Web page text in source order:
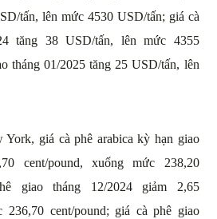
tấn, lên mức 4530 USD/tấn; giá cà
tăng 38 USD/tấn, lên mức 4355
tháng 01/2025 tăng 25 USD/tấn, lên
York, giá cà phê arabica kỳ hạn giao
cent/pound, xuống mức 238,20
giao tháng 12/2024 giảm 2,65
236,70 cent/pound; giá cà phê giao